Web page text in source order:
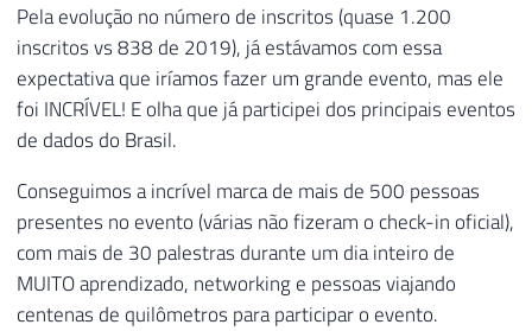
Pela evolução no número de inscritos (quase 1.200
inscritos vs 838 de 2019), já estávamos com essa
expectativa que iríamos fazer um grande evento, mas ele
foi INCRÍVEL! E olha que já participei dos principais eventos
de dados do Brasil.
Conseguimos a incrível marca de mais de 500 pessoas
presentes no evento (várias não fizeram o check-in oficial),
com mais de 30 palestras durante um dia inteiro de
MUITO aprendizado, networking e pessoas viajando
centenas de quilômetros para participar o evento.